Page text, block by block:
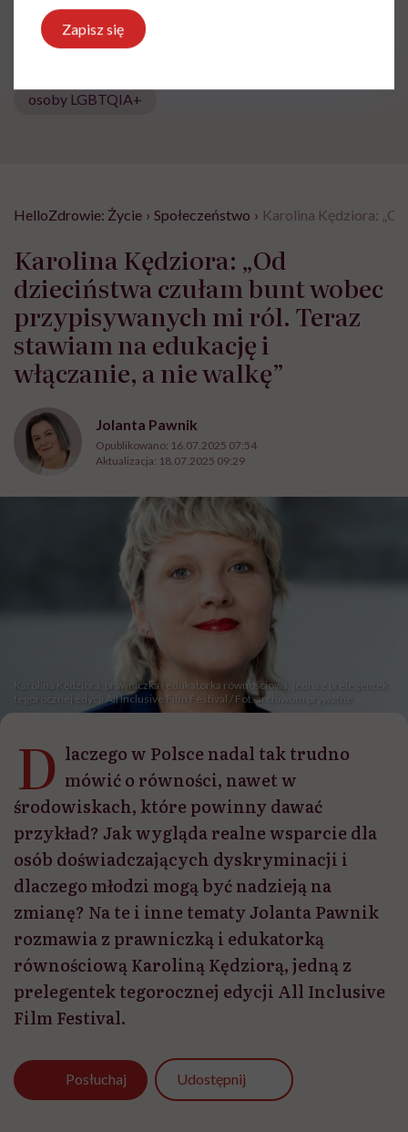
osoby LGBTQIA+
HelloZdrowie: Życie › Społeczeństwo › Karolina Kędziora:
Karolina Kędziora: „Od
dzieciństwa czułam bunt wobec
przypisywanych mi ról. Teraz
stawiam na edukację i
włączanie, a nie walkę”
Jolanta Pawnik
Opublikowano: 16.07.2025 07:54
Aktualizacja: 18.07.2025 09:29
Karolina Kędziora, prawniczka i edukatorka równościowa, jedna z prelegentek
tegorocznej edycji All Inclusive Film Festival / Fot. archiwum prywatne
D laczego w Polsce nadal tak trudno
mówić o równości, nawet w
środowiskach, które powinny dawać
przykład? Jak wygląda realne wsparcie dla
osób doświadczających dyskryminacji i
dlaczego młodzi mogą być nadzieją na
zmianę? Na te i inne tematy Jolanta Pawnik
rozmawia z prawniczką i edukatorką
równościową Karoliną Kędziorą, jedną z
prelegentek tegorocznej edycji All Inclusive
Film Festival.
Posłuchaj Udostępnij
Zapisz się